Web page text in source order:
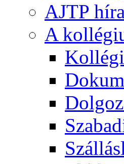
AJTP
A